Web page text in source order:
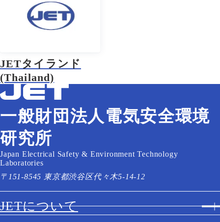
JETタイランド
(Thailand)
一般財団法人電気安全環境
研究所
Japan Electrical Safety & Environment Technology
Laboratories
〒151-8545 東京都渋谷区代々木5-14-12
JETについて